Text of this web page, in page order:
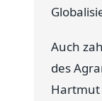
Auch
des
Hartmut